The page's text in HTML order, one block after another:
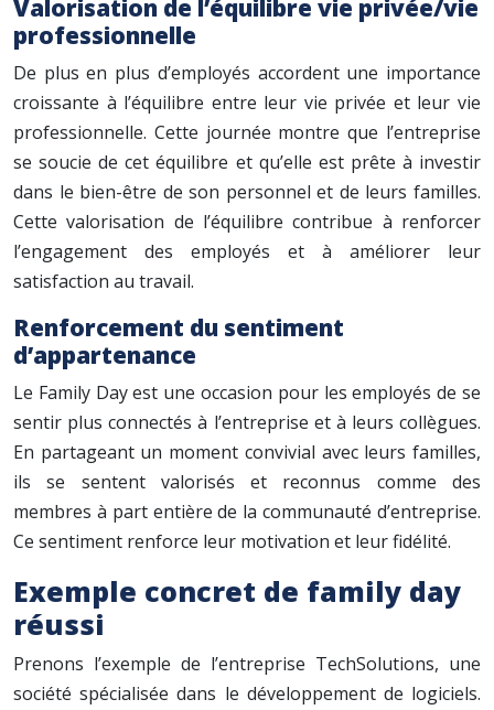
Valorisation de l’équilibre vie privée/vie
professionnelle
De plus en plus d’employés accordent une importance
croissante à l’équilibre entre leur vie privée et leur vie
professionnelle. Cette journée montre que l’entreprise
se soucie de cet équilibre et qu’elle est prête à investir
dans le bien-être de son personnel et de leurs familles.
Cette valorisation de l’équilibre contribue à renforcer
l’engagement des employés et à améliorer leur
satisfaction au travail.
Renforcement du sentiment
d’appartenance
Le Family Day est une occasion pour les employés de se
sentir plus connectés à l’entreprise et à leurs collègues.
En partageant un moment convivial avec leurs familles,
ils se sentent valorisés et reconnus comme des
membres à part entière de la communauté d’entreprise.
Ce sentiment renforce leur motivation et leur fidélité.
Exemple concret de family day
réussi
Prenons l’exemple de l’entreprise TechSolutions, une
société spécialisée dans le développement de logiciels.